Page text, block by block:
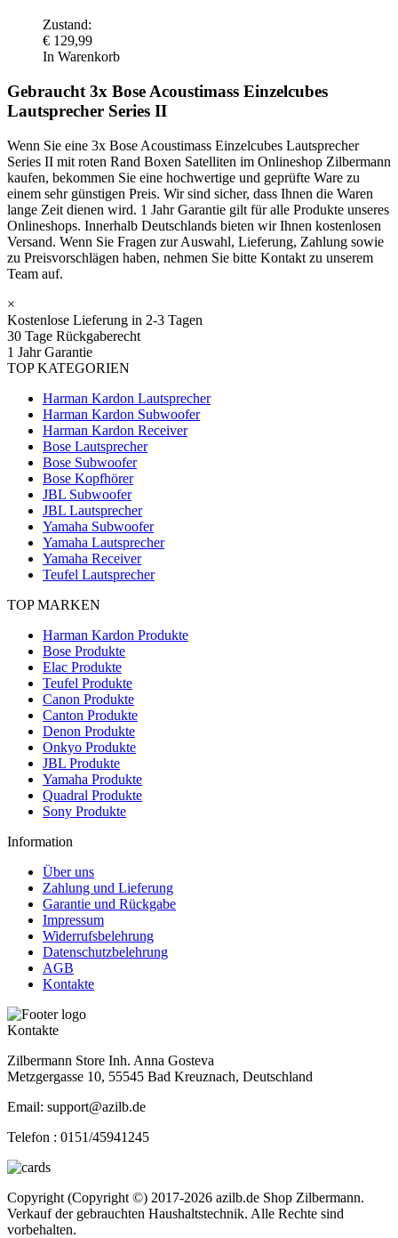
Zustand:
€ 129,99
In Warenkorb
Gebraucht 3x Bose Acoustimass Einzelcubes
Lautsprecher Series II
Wenn Sie eine 3x Bose Acoustimass Einzelcubes Lautsprecher
Series II mit roten Rand Boxen Satelliten im Onlineshop Zilbermann
kaufen, bekommen Sie eine hochwertige und geprüfte Ware zu
einem sehr günstigen Preis. Wir sind sicher, dass Ihnen die Waren
lange Zeit dienen wird. 1 Jahr Garantie gilt für alle Produkte unseres
Onlineshops. Innerhalb Deutschlands bieten wir Ihnen kostenlosen
Versand. Wenn Sie Fragen zur Auswahl, Lieferung, Zahlung sowie
zu Preisvorschlägen haben, nehmen Sie bitte Kontakt zu unserem
Team auf.
×
Kostenlose Lieferung in 2-3 Tagen
30 Tage Rückgaberecht
1 Jahr Garantie
TOP KATEGORIEN
Harman Kardon Lautsprecher
Harman Kardon Subwoofer
Harman Kardon Receiver
Bose Lautsprecher
Bose Subwoofer
Bose Kopfhörer
JBL Subwoofer
JBL Lautsprecher
Yamaha Subwoofer
Yamaha Lautsprecher
Yamaha Receiver
Teufel Lautsprecher
TOP MARKEN
Harman Kardon Produkte
Bose Produkte
Elac Produkte
Teufel Produkte
Canon Produkte
Canton Produkte
Denon Produkte
Onkyo Produkte
JBL Produkte
Yamaha Produkte
Quadral Produkte
Sony Produkte
Information
Über uns
Zahlung und Lieferung
Garantie und Rückgabe
Impressum
Widerrufsbelehrung
Datenschutzbelehrung
AGB
Kontakte
Kontakte
Zilbermann Store Inh. Anna Gosteva
Metzgergasse 10, 55545 Bad Kreuznach, Deutschland
Email: support@azilb.de
Telefon : 0151/45941245
Copyright (Copyright ©) 2017-2026 azilb.de Shop Zilbermann.
Verkauf der gebrauchten Haushaltstechnik. Alle Rechte sind
vorbehalten.